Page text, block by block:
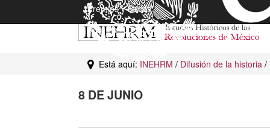
Premios y Becas
Está aquí: INEHRM / Difusión de la historia /
8 DE JUNIO